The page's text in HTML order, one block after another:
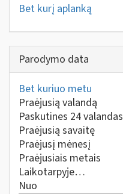
Bet kurį aplanką
Parodymo data
Bet kuriuo metu
Praėjusią valandą
Paskutines 24 valandas
Praėjusią savaitę
Praėjusį mėnesį
Praėjusiais metais
Laikotarpyje…
Nuo